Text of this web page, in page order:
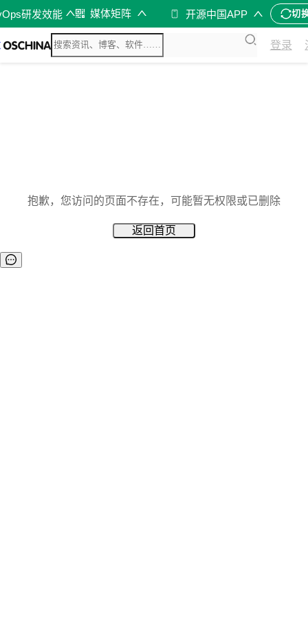
研发效能 媒体矩阵 开源中国APP 切
登录
抱歉，您访问的页面不存在，可能暂无权限或已删除
返回首页